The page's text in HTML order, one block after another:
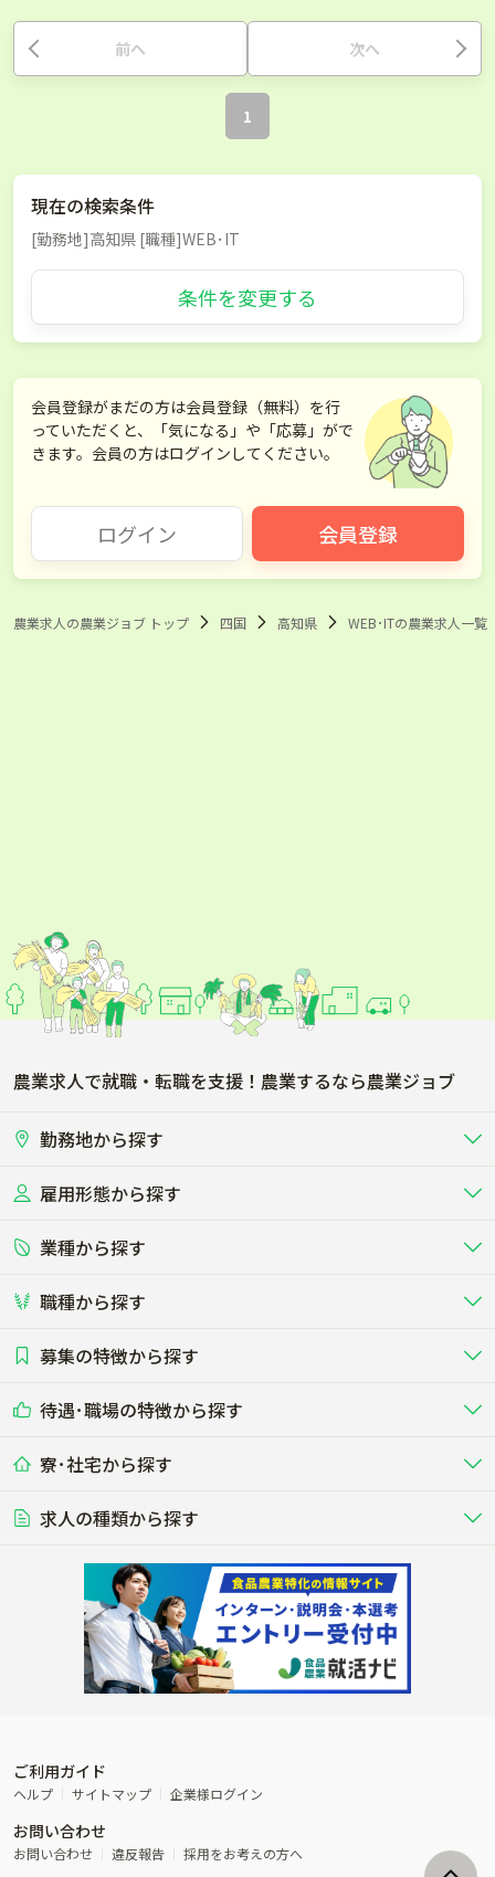
前へ 次へ
1
現在の検索条件
[勤務地]高知県 [職種]WEB･IT
条件を変更する
会員登録がまだの方は会員登録（無料）を行
っていただくと、「気になる」や「応募」がで
きます。会員の方はログインしてください。
ログイン 会員登録
農業求人の農業ジョブ トップ 四国 高知県 WEB･ITの農業求人一覧
農業求人で就職・転職を支援！農業するなら農業ジョブ
勤務地から探す
北海道
関東
東海
雇用形態から探す
正社員 バイト・アルバイト・パート
短期アルバイト
その他（独立・副業など）
業種から探す
畜産（酪農･肉牛･養豚･養鶏など）
酪農
する牧場
養豚
る養豚場
レースで活躍する馬の手入れや子馬
その他畜産
その他動物の畜産業（羊、ウズラな
ど）
畑・圃場で野菜・穀物を生産 ビニールハウスで多様な野菜の生産
稲作
ビニールハウスで観賞用植物の栽
植物工場
環境制御された工場で野菜の生産管
理
農業資材･肥料
農場設備・肥料・飼料の生産・流
農業用の機械・機材の開発・販
流通･商社
農産物・農産品の物流・卸し・輸出
入
製造･加工･販売 福祉
その他農業関連企業
ネス
その他業種
木材の植林・伐採・加工、または
漁業･養殖
魚介類の採捕・養殖、または水産加
工場
職種から探す
農場･牧場･現場職
専門職（獣医師･人工授精師･
研究･開発 WEB･IT
その他職種
募集の特徴から探す
未経験歓迎
学歴不問
50代採用実績あり
AT免許OK
内定まで最短1週間 管理者･幹部採用
待遇･職場の特徴から探す
社会保険完備
食事補助あり
年間休日100日以上
経験者優遇 独立支援可能
寮･社宅から探す
単身寮あり
寮･社宅相談可
求人の種類から探す
転職おまかせ求人
ご利用ガイド
ヘルプ サイトマップ 企業様ログイン
お問い合わせ
お問い合わせ 違反報告 採用をお考えの方へ